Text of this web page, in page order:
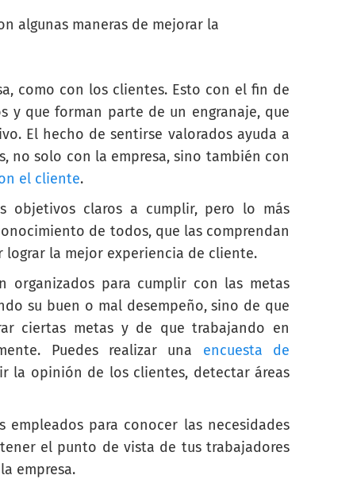
algunas maneras de mejorar la
como con los clientes. Esto con el fin de
y que forman parte de un engranaje, que
El hecho de sentirse valorados ayuda a
no solo con la empresa, sino también con
el cliente.
objetivos claros a cumplir, pero lo más
de todos, que las comprendan
lograr la mejor experiencia de cliente.
organizados para cumplir con las metas
su buen o mal desempeño, sino de que
ciertas metas y de que trabajando en
Puedes realizar una encuesta de
la opinión de los clientes, detectar áreas
para conocer las necesidades
el punto de vista de tus trabajadores
empresa.